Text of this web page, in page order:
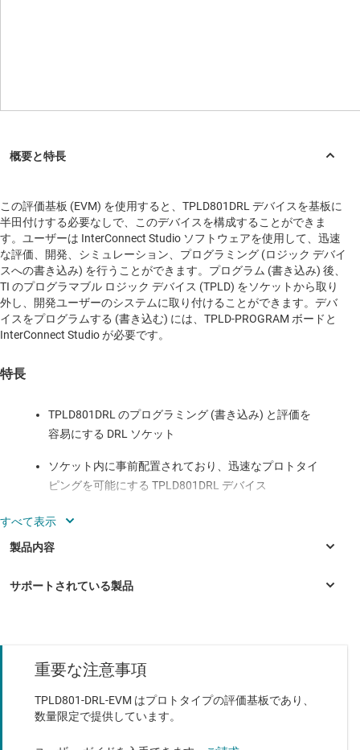
この評価基板 (EVM) を使用すると、TPLD801DRL デバイスを基板に
半田付けする必要なしで、このデバイスを構成することができま
す。ユーザーは InterConnect Studio ソフトウェアを使用して、迅速
な評価、開発、シミュレーション、プログラミング (ロジック デバイ
スへの書き込み) を行うことができます。プログラム (書き込み) 後、
TI のプログラマブル ロジック デバイス (TPLD) をソケットから取り
外し、開発ユーザーのシステムに取り付けることができます。デバ
イスをプログラムする (書き込む) には、TPLD-PROGRAM ボードと
InterConnect Studio が必要です。
特長
TPLD801DRL のプログラミング (書き込み) と評価を
容易にする DRL ソケット
ソケット内に事前配置されており、迅速なプロトタイ
ピングを可能にする TPLD801DRL デバイス
迅速な評価に役立つ複数の入力ボタン、複数のポテン
ンと複数のテスト ポイント
このツールには、サンプルとして使用できる 6 個の
属
TPLD801—6 本の汎用入出力 (GPIO) を搭載したプログラマブル ロ
TPLD801-Q1—車載、6 本の汎用入出力 (GPIO) を搭載したプログ
重要な注意事項
TPLD801-DRL-EVM はプロトタイプの評価基板であり、
数量限定で提供しています。